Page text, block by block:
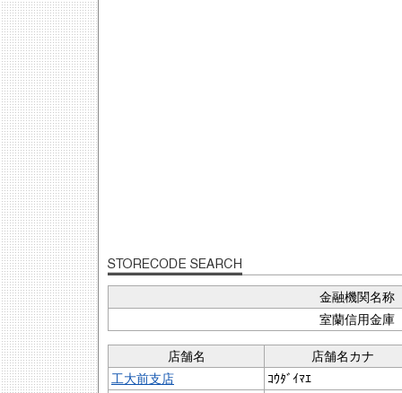
金融機関名称
室蘭信用金庫
店舗名
店舗名カナ
工大前支店
ｺｳﾀﾞｲﾏｴ